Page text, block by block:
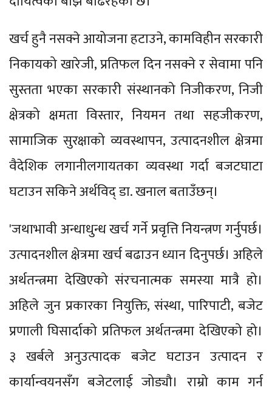
खर्च हुनै नसक्ने आयोजना हटाउने, कामविहीन सरकारी
निकायको खारेजी, प्रतिफल दिन नसक्ने र सेवामा पनि
सुस्तता भएका सरकारी संस्थानको निजीकरण, निजी
क्षेत्रको क्षमता विस्तार, नियमन तथा सहजीकरण,
सामाजिक सुरक्षाको व्यवस्थापन, उत्पादनशील क्षेत्रमा
वैदेशिक लगानीलगायतका व्यवस्था गर्दा बजटघाटा
घटाउन सकिने अर्थविद् डा. खनाल बताउँछन्।
'जथाभावी अन्धाधुन्ध खर्च गर्ने प्रवृत्ति नियन्त्रण गर्नुपर्छ।
उत्पादनशील क्षेत्रमा खर्च बढाउन ध्यान दिनुपर्छ। अहिले
अर्थतन्त्रमा देखिएको संरचनात्मक समस्या मात्रै हो।
अहिले जुन प्रकारका नियुक्ति, संस्था, पारिपाटी, बजेट
प्रणाली घिसार्दाको प्रतिफल अर्थतन्त्रमा देखिएको हो।
३ खर्बले अनुउत्पादक बजेट घटाउन उत्पादन र
कार्यान्वयनसँग बजेटलाई जोड्यौ। राम्रो काम गर्न